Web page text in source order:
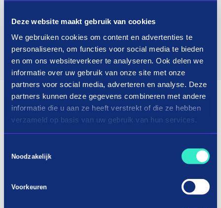
Deze website maakt gebruik van cookies
We gebruiken cookies om content en advertenties te
personaliseren, om functies voor social media te bieden
en om ons websiteverkeer te analyseren. Ook delen we
informatie over uw gebruik van onze site met onze
partners voor social media, adverteren en analyse. Deze
partners kunnen deze gegevens combineren met andere
informatie die u aan ze heeft verstrekt of die ze hebben
verzameld op basis van uw gebruik van hun services.
Noodzakelijk
Voorkeuren